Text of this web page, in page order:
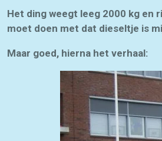
Het ding weegt leeg 2000 kg en
moet doen met dat dieseltje is
Maar goed, hierna het verhaal: